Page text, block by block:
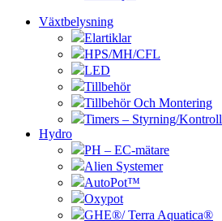
Växtbelysning
Elartiklar
HPS/MH/CFL
LED
Tillbehör
Tillbehör Och Montering
Timers – Styrning/Kontroll
Hydro
PH – EC-mätare
Alien Systemer
AutoPot™
Oxypot
GHE®/ Terra Aquatica®